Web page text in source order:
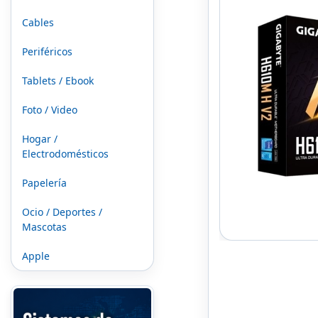
Cables
Periféricos
Tablets / Ebook
Foto / Video
Hogar /
Electrodomésticos
Papelería
Ocio / Deportes /
Mascotas
Apple